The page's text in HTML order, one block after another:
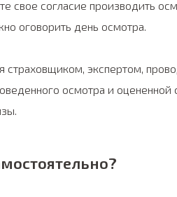
свое согласие производить
оговорить день осмотра.
страховщиком, экспертом,
осмотра и